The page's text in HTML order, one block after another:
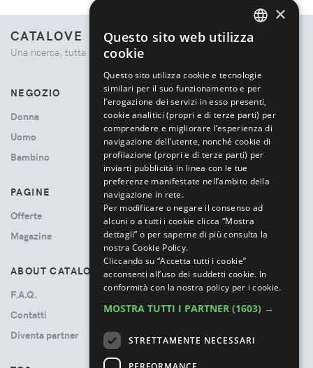
CATALOVE
Una ricerca, tutta la moda.
NEGOZIO
Donna
Uomo
Bambino
PAGINE
Offerte
Magazine
ABOUT CATALOVE
F.A.Q.
Contatti
Diventa partner
×
Questo sito web utilizza
cookie
Questo sito utilizza cookie e tecnologie
similari per il suo funzionamento e per
l’erogazione dei servizi in esso presenti,
cookie analitici (propri e di terze parti) per
comprendere e migliorare l’esperienza di
navigazione dell’utente, nonché cookie di
profilazione (propri e di terze parti) per
inviarti pubblicità in linea con le tue
preferenze manifestate nell’ambito della
navigazione in rete.
Per modificare o negare il consenso ad
alcuni o a tutti i cookie clicca “Mostra
dettagli” o per saperne di più consulta la
nostra Cookie Policy.
Cliccando su “Accetta tutti i cookie”
acconsenti all’uso dei suddetti cookie. In
conformità con la nostra policy per i cookie.
MOSTRA TUTTI I PARTNER (1603) →
STRETTAMENTE NECESSARI